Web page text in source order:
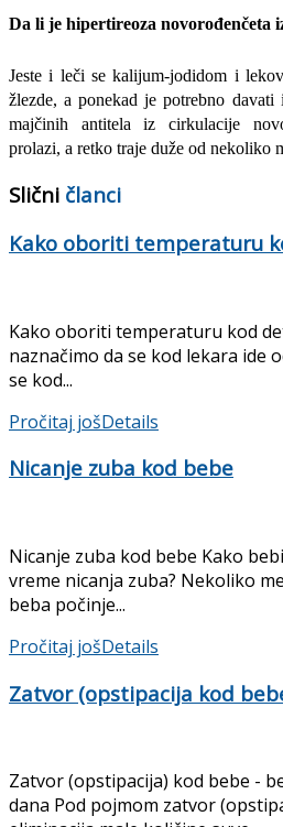
Da li je hipertireoza novorođenčeta
Jeste i leči se kalijum-jodidom i
žlezde, a ponekad je potrebno
majčinih antitela iz cirkulacije
prolazi, a retko traje duže od nekoliko
Slični članci
Kako oboriti temperaturu
Kako oboriti temperaturu kod
naznačimo da se kod lekara ide
se kod...
Pročitaj jošDetails
Nicanje zuba kod bebe
Nicanje zuba kod bebe Kako
vreme nicanja zuba? Nekoliko
beba počinje...
Pročitaj jošDetails
Zatvor (opstipacija kod
Zatvor (opstipacija) kod bebe -
dana Pod pojmom zatvor